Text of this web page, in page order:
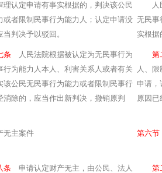
认定申请有事实根据的，判决该公民
或者限制民事行为能力人；认定申请没
判决予以驳回。
人民
无民事
实根据
条
人民法院根据被认定为无民事行为
行为能力人本人、利害关系人或者有关
该公民无民事行为能力或者限制民事行
消除的，应当作出新判决，撤销原判
人、
申请，
原因已
主案件 第六节
条 申请认定财产无主，由公民、法人